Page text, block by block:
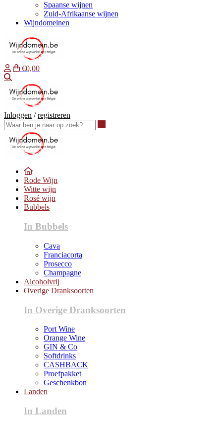
Spaanse wijnen
Zuid-Afrikaanse wijnen
Wijndomeinen
€0,00
Inloggen /registreren
Rode Wijn
Witte wijn
Rosé wijn
Bubbels
In Bubbels
Cava
Franciacorta
Prosecco
Champagne
Alcoholvrij
Overige Dranksoorten
In Overige Dranksoorten
Port Wine
Orange Wine
GIN & Co
Softdrinks
CASHBACK
Proefpakket
Geschenkbon
Landen
In Landen